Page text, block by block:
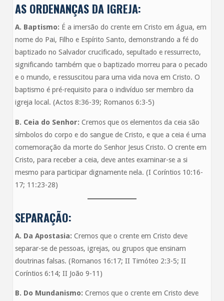
AS ORDENANÇAS DA IGREJA:
A. Baptismo: É a imersão do crente em Cristo em água, em
nome do Pai, Filho e Espírito Santo, demonstrando a fé do
baptizado no Salvador crucificado, sepultado e ressurrecto,
significando também que o baptizado morreu para o pecado
e o mundo, e ressuscitou para uma vida nova em Cristo. O
baptismo é pré-requisito para o indivíduo ser membro da
igreja local. (Actos 8:36-39; Romanos 6:3-5)
B. Ceia do Senhor: Cremos que os elementos da ceia são
símbolos do corpo e do sangue de Cristo, e que a ceia é uma
comemoração da morte do Senhor Jesus Cristo. O crente em
Cristo, para receber a ceia, deve antes examinar-se a si
mesmo para participar dignamente nela. (I Coríntios 10:16-
17; 11:23-28)
SEPARAÇÃO:
A. Da Apostasia: Cremos que o crente em Cristo deve
separar-se de pessoas, igrejas, ou grupos que ensinam
doutrinas falsas. (Romanos 16:17; II Timóteo 2:3-5; II
Coríntios 6:14; II João 9-11)
B. Do Mundanismo: Cremos que o crente em Cristo deve